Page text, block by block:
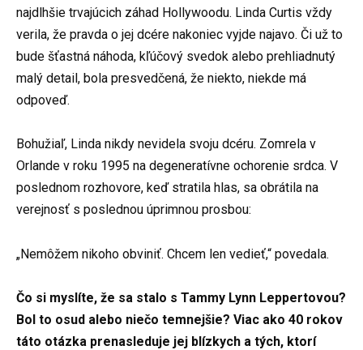
najdlhšie trvajúcich záhad Hollywoodu. Linda Curtis vždy
verila, že pravda o jej dcére nakoniec vyjde najavo. Či už to
bude šťastná náhoda, kľúčový svedok alebo prehliadnutý
malý detail, bola presvedčená, že niekto, niekde má
odpoveď.
Bohužiaľ, Linda nikdy nevidela svoju dcéru. Zomrela v
Orlande v roku 1995 na degeneratívne ochorenie srdca. V
poslednom rozhovore, keď stratila hlas, sa obrátila na
verejnosť s poslednou úprimnou prosbou:
„Nemôžem nikoho obviniť. Chcem len vedieť,“ povedala.
Čo si myslíte, že sa stalo s Tammy Lynn Leppertovou?
Bol to osud alebo niečo temnejšie? Viac ako 40 rokov
táto otázka prenasleduje jej blízkych a tých, ktorí